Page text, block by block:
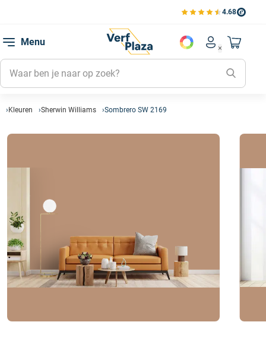
4.68
Bekijk de verfplaza
Menu
Account
Mijn
Mijn
Mijn
Naar
Kleuren Sherwin Williams Sombrero SW 2169